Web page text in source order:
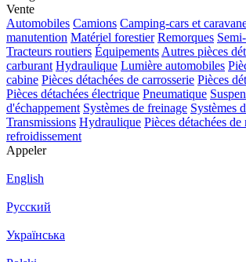
Vente
Automobiles Camions Camping-cars et
manutention Matériel forestier Remorques
Tracteurs routiers Équipements Autres pièces
carburant Hydraulique Lumière automobiles
cabine Pièces détachées de carrosserie Pièces
Pièces détachées électrique Pneumatique
d'échappement Systèmes de freinage Systèmes
Transmissions Hydraulique Pièces détachées de
refroidissement
Appeler
English
Русский
Українська